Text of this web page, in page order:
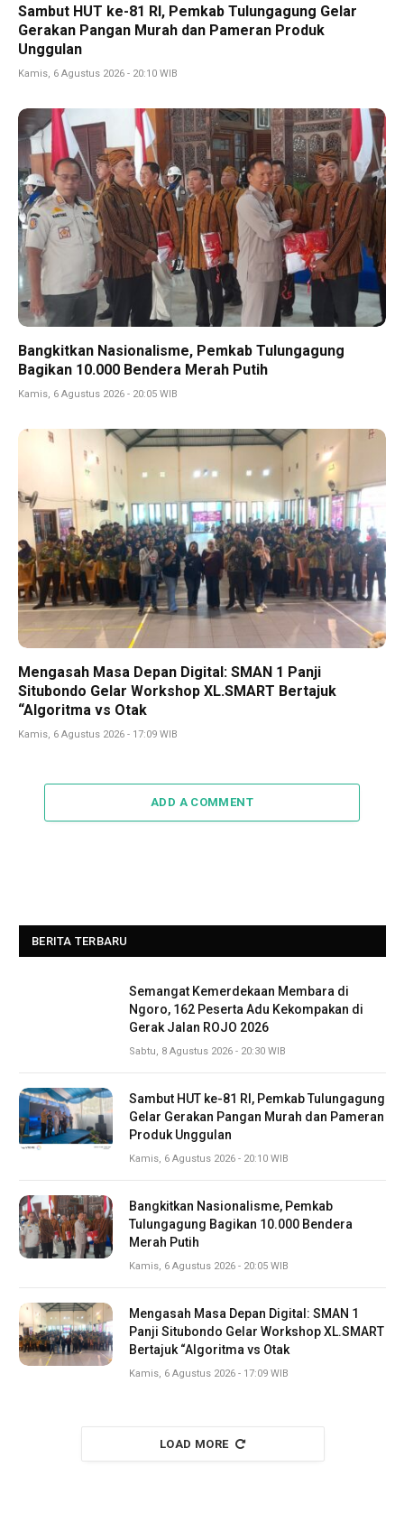
Sambut HUT ke-81 RI, Pemkab Tulungagung Gelar
Gerakan Pangan Murah dan Pameran Produk
Unggulan
Kamis, 6 Agustus 2026 - 20:10 WIB
Bangkitkan Nasionalisme, Pemkab Tulungagung
Bagikan 10.000 Bendera Merah Putih
Kamis, 6 Agustus 2026 - 20:05 WIB
Mengasah Masa Depan Digital: SMAN 1 Panji
Situbondo Gelar Workshop XL.SMART Bertajuk
“Algoritma vs Otak
Kamis, 6 Agustus 2026 - 17:09 WIB
ADD A COMMENT
BERITA TERBARU
Semangat Kemerdekaan Membara di
Ngoro, 162 Peserta Adu Kekompakan di
Gerak Jalan ROJO 2026
Sabtu, 8 Agustus 2026 - 20:30 WIB
Sambut HUT ke-81 RI, Pemkab Tulungagung
Gelar Gerakan Pangan Murah dan Pameran
Produk Unggulan
Kamis, 6 Agustus 2026 - 20:10 WIB
Bangkitkan Nasionalisme, Pemkab
Tulungagung Bagikan 10.000 Bendera
Merah Putih
Kamis, 6 Agustus 2026 - 20:05 WIB
Mengasah Masa Depan Digital: SMAN 1
Panji Situbondo Gelar Workshop XL.SMART
Bertajuk “Algoritma vs Otak
Kamis, 6 Agustus 2026 - 17:09 WIB
LOAD MORE